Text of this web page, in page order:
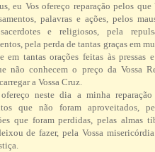
eu Vos ofereço reparação pelos que
palavras e ações, pelos
e religiosos, pela
pela perda de tantas graças em
em tantas orações feitas às pressas
não conhecem o preço da Vossa
a Vossa Cruz.
neste dia a minha
que não foram aproveitados,
que foram perdidas, pelas almas
de fazer, pela Vossa